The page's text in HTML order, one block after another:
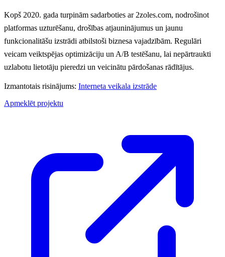
Kopš 2020. gada turpinām sadarboties ar 2zoles.com, nodrošinot
platformas uzturēšanu, drošības atjauninājumus un jaunu
funkcionalitāšu izstrādi atbilstoši biznesa vajadzībām. Regulāri
veicam veiktspējas optimizāciju un A/B testēšanu, lai nepārtraukti
uzlabotu lietotāju pieredzi un veicinātu pārdošanas rādītājus.
Izmantotais risinājums: Interneta veikala izstrāde
Apmeklēt projektu